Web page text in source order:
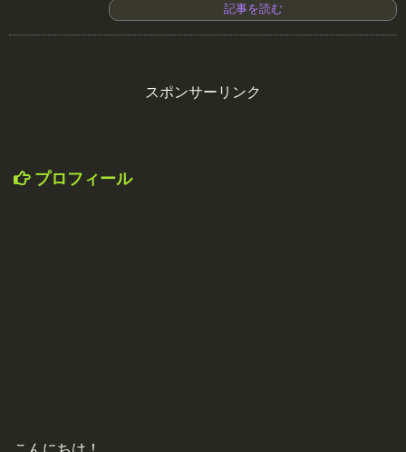
記事を読む
スポンサーリンク
プロフィール
こんにちは！